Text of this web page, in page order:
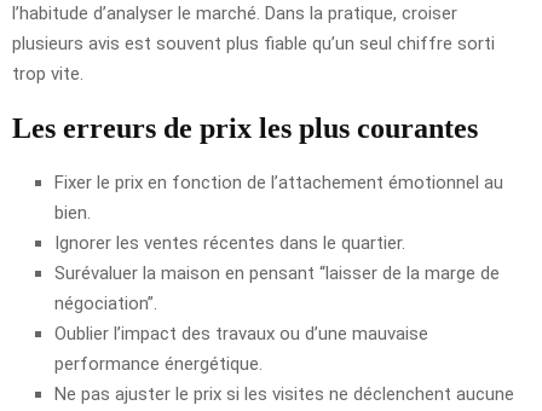
l’habitude d’analyser le marché. Dans la pratique, croiser
plusieurs avis est souvent plus fiable qu’un seul chiffre sorti
trop vite.
Les erreurs de prix les plus courantes
Fixer le prix en fonction de l’attachement émotionnel au
bien.
Ignorer les ventes récentes dans le quartier.
Surévaluer la maison en pensant “laisser de la marge de
négociation”.
Oublier l’impact des travaux ou d’une mauvaise
performance énergétique.
Ne pas ajuster le prix si les visites ne déclenchent aucune